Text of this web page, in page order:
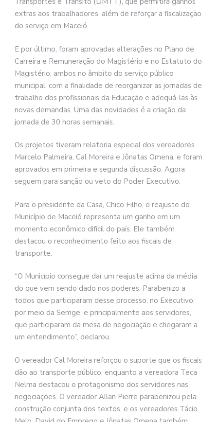
extras aos trabalhadores, além de reforçar a fiscalização
do serviço em Maceió.
E por último, foram aprovadas alterações no Plano de
Carreira e Remuneração do Magistério e no Estatuto do
Magistério, ambos no âmbito do serviço público
municipal, com a finalidade de reorganizar as jornadas de
trabalho dos profissionais da Educação e adequá-las às
novas demandas. Uma das novidades é a criação da
jornada de 30 horas semanais.
Os projetos tiveram relatoria especial dos vereadores
Marcelo Palmeira, Cal Moreira e Jônatas Omena, e foram
aprovados em primeira e segunda discussão. Agora
seguem para sanção ou veto do Poder Executivo.
Para o presidente da Casa, Chico Filho, o reajuste do
Município de Maceió representa um ganho em um
momento econômico difícil do país. Ele também
destacou o reconhecimento feito aos fiscais de
transporte.
“O Município consegue dar um reajuste acima da média
do que vem sendo dado nos poderes. Parabenizo a
todos que participaram desse processo, no Executivo,
por meio da Semge, e principalmente aos servidores,
que participaram da mesa de negociação e chegaram a
um entendimento”, declarou.
O vereador Cal Moreira reforçou o suporte que os fiscais
dão ao transporte público, enquanto a vereadora Teca
Nelma destacou o protagonismo dos servidores nas
negociações. O vereador Allan Pierre parabenizou pela
construção conjunta dos textos, e os vereadores Tácio